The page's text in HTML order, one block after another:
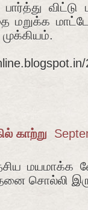
விட்டு
மறுக்க
காற்று
மயமாக்க
சொல்லி